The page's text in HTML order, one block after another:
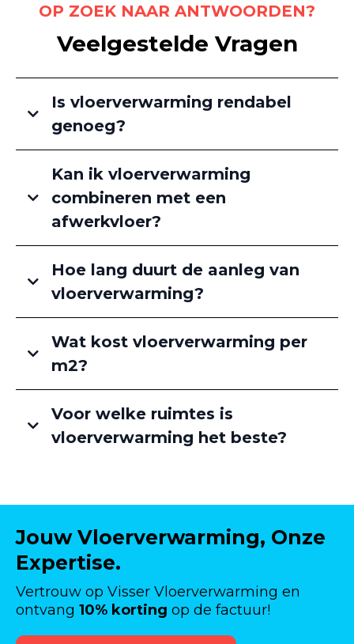
OP ZOEK NAAR ANTWOORDEN?
Veelgestelde Vragen
Is vloerverwarming rendabel
genoeg?
Kan ik vloerverwarming
combineren met een
afwerkvloer?
Hoe lang duurt de aanleg van
vloerverwarming?
Wat kost vloerverwarming per
m2?
Voor welke ruimtes is
vloerverwarming het beste?
Jouw Vloerverwarming, Onze
Expertise.
Vertrouw op Visser Vloerverwarming en
ontvang 10% korting op de factuur!